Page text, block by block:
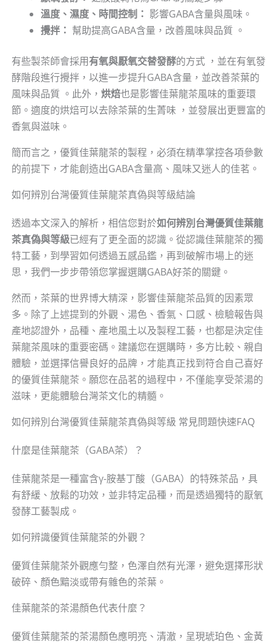
溫度、濕度、時間控制： 影響GABA含量與風味。
攪拌： 幫助提高GABA含量，改善風味與品質 。
有些製茶師會採用有氧與厭氧交替發酵的方式 ，並在有氧發
酵階段進行攪拌，以進一步提升GABA含量，並改善茶葉的
風味與品質 。此外， 烘焙也是影響佳葉龍茶風味的重要環
節。適度的烘焙可以去除茶葉的生菁味 ，並發展出更豐富的
香氣與滋味。
簡而言之，優質佳葉龍茶的製程，必須在精準掌控各項參數
的前提下，才能創造出GABA含量高、風味又迷人的佳茗。
如何辨別台灣優質佳葉龍茶真偽與等級結論
透過本文深入的解析，相信您對於如何辨別台灣優質佳葉龍
茶真偽與等級已經有了更全面的認識。從認識佳葉龍茶的獨
特工藝，到學習如何透過五感品鑑，再到破解市場上的迷
思，我們一步步帶領您掌握選購GABA好茶的關鍵。
然而，茶葉的世界博大精深，影響佳葉龍茶品質的因素眾
多。除了上述提到的外觀、湯色、香氣、口感、檢驗報告與
產地認證外，品種、產地風土以及製程工藝，也都是決定佳
葉龍茶風味的重要密碼。建議您在選購時，多方比較、親自
體驗，並選擇信譽良好的品牌，才能真正找到符合自己喜好
的優質佳葉龍茶。願您在品茗的過程中，不僅能享受茶湯的
滋味，更能體驗台灣茶文化的精髓。
如何辨別台灣優質佳葉龍茶真偽與等級 常見問題快速FAQ
什麼是佳葉龍茶（GABA茶）？
佳葉龍茶是一種富含γ-胺基丁酸（GABA）的特殊茶品，具
有舒緩、放鬆的功效，並非特定品種，而是透過獨特的厭氧
發酵工藝製成。
如何辨識優質佳葉龍茶的外觀？
優質佳葉龍茶外觀應勻整，色澤自然有光澤，避免選擇形狀
破碎、顏色黯淡或帶有雜色的茶葉。
佳葉龍茶的茶湯顏色代表什麼？
優質佳葉龍茶的茶湯顏色應明亮、清澈，呈現琥珀色、金黃